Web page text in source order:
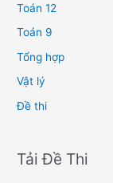
Toán 12
Toán 9
Tổng hợp
Vật lý
Đề thi
Tải Đề Thi